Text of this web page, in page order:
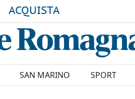
ACQUISTA
SAN MARINO SPORT